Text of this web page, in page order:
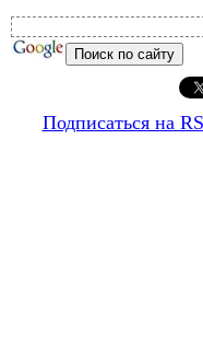
Подписаться на